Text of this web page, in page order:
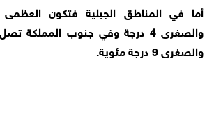
والصغرى 9 درجة مئوية.